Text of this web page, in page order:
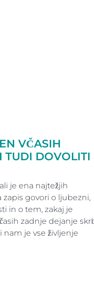
VČASIH
TUDI DOVOLITI
je ena najtežjih
zapis govori o ljubezni,
in o tem, zakaj je
zadnje dejanje
nam je vse življenje